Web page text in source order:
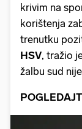
krivim na
korištenja
trenutku
HSV, tražio
žalbu sud